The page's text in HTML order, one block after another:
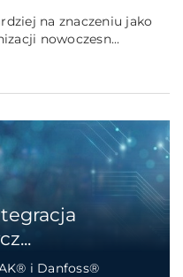
na znaczeniu jako
nowoczesn...
i Danfoss®